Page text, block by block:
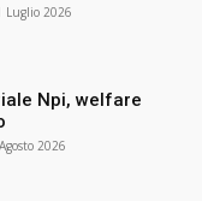
Luglio 2026
Npi, welfare
2026